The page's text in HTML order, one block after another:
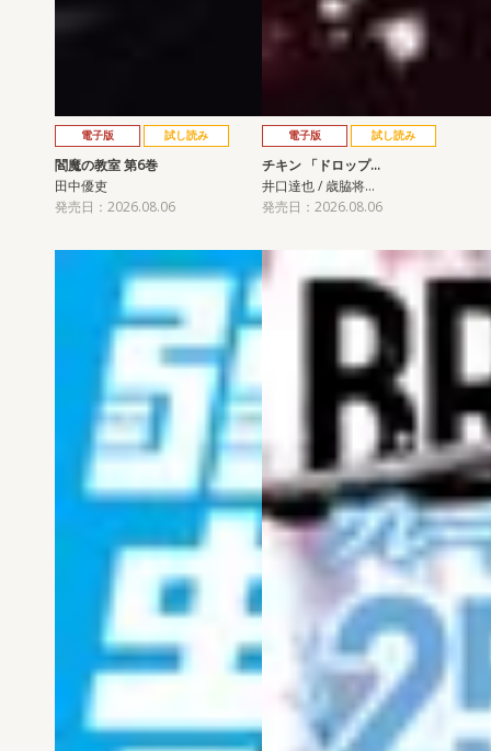
電子版 試し読み
閻魔の教室 第6巻
田中優吏
発売日：2026.08.06
電子版 試し読み
チキン 「ドロップ…
井口達也 / 歳脇将…
発売日：2026.08.06